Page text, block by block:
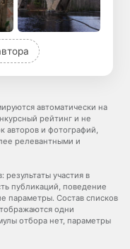
автоматически на
рейтинг и не
авторов и фотографий,
релевантными и
результаты участия в
публикаций, поведение
параметры. Состав списков
одни
отбора нет, параметры